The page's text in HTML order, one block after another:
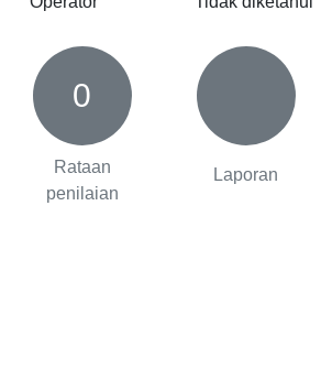
0
Rataan
penilaian
Laporan